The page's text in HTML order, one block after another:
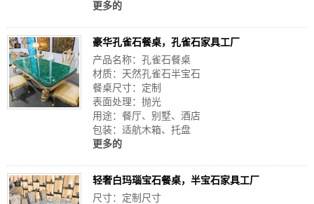
更多的
豪华孔雀石餐桌，孔雀石家具工厂
产品名称：孔雀石餐桌
材质：天然孔雀石半宝石
餐桌尺寸：定制
表面处理：抛光
用途：餐厅、别墅、酒店
包装：适航木箱、托盘
更多的
轻奢白玛瑙宝石餐桌，半宝石家具工厂
尺寸：定制尺寸